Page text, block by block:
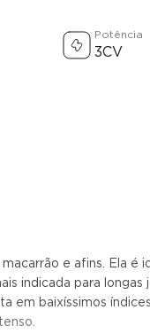
Potência
3CV
e afins. Ela é
indicada para longas
em baixíssimos